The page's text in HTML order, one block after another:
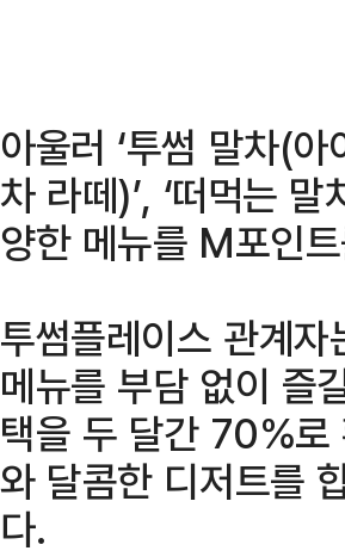
아울러 ‘투썸 말차(
차 라떼)’, ‘떠먹는 말
양한 메뉴를 M포인
투썸플레이스 관계
메뉴를 부담 없이 즐
택을 두 달간 70%로
와 달콤한 디저트를
다.